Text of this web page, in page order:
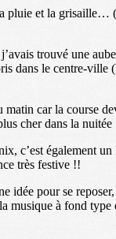
pluie et la grisaille…
trouvé une
dans le centre-ville
car la course
cher dans la nuitée
c’est également
très festive !!
idée pour se
musique à fond type